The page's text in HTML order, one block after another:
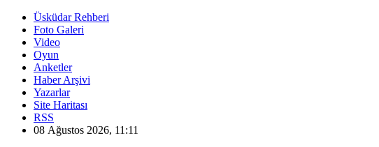
Üsküdar Rehberi
Foto Galeri
Video
Oyun
Anketler
Haber Arşivi
Yazarlar
Site Haritası
RSS
08 Ağustos 2026, 11:11